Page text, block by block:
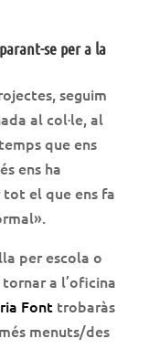
se per a la
seguim
al col·le, al
que ens
ens ha
el que ens fa
per escola o
a l’oficina
Fonttrobaràs
menuts/des